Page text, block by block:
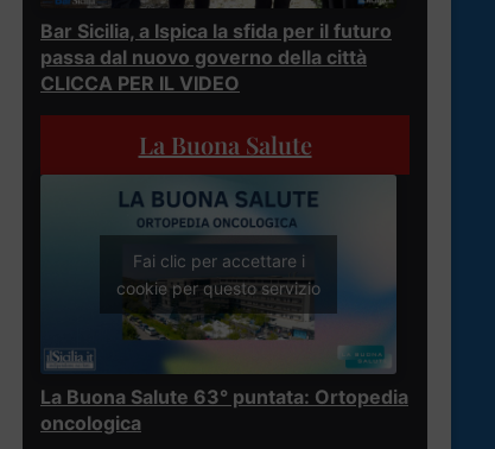
Bar Sicilia, a Ispica la sfida per il futuro
passa dal nuovo governo della città
CLICCA PER IL VIDEO
La Buona Salute
Fai clic per accettare i
cookie per questo servizio
La Buona Salute 63° puntata: Ortopedia
oncologica